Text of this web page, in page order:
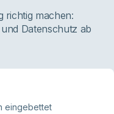
richtig machen:
Datenschutz ab
eingebettet